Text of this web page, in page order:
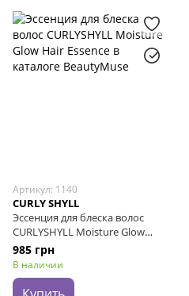
Артикул: 1140
CURLY SHYLL
Эссенция для блеска волос
CURLYSHYLL Moisture Glow
Hair Essence, 70 мл
985 грн
В наличии